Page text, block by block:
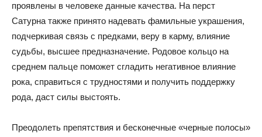
проявлены в человеке данные качества. На перст
Сатурна также принято надевать фамильные украшения,
подчеркивая связь с предками, веру в карму, влияние
судьбы, высшее предназначение. Родовое кольцо на
среднем пальце поможет сгладить негативное влияние
рока, справиться с трудностями и получить поддержку
рода, даст силы выстоять.
Преодолеть препятствия и бесконечные «черные полосы»